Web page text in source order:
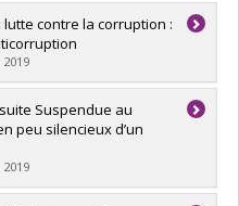
contre la corruption :
Suspendue au
peu silencieux d’un